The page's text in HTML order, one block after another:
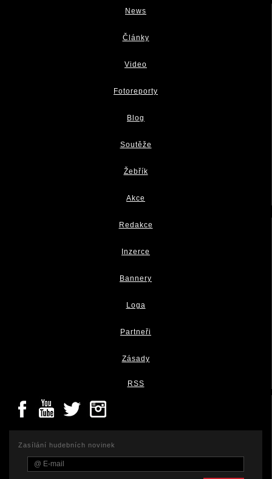
News
Články
Video
Fotoreporty
Blog
Soutěže
Žebřík
Akce
Redakce
Inzerce
Bannery
Loga
Partneři
Zásady
RSS
Zasílání hudebních novinek